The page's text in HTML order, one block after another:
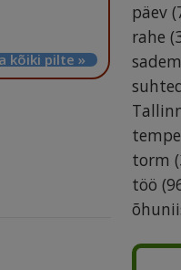
kõiki pilte »
päev
rahe
torm
töö